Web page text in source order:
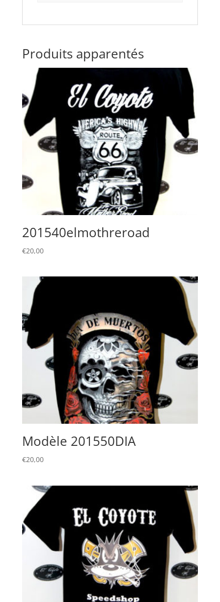
Produits apparentés
201540elmothreroad
€20,00
Modèle 201550DIA
€20,00